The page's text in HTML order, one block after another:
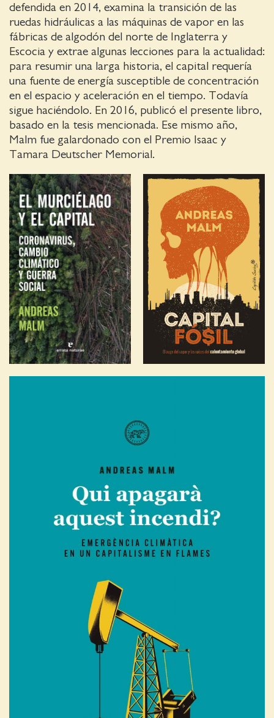
defendida en 2014, examina la transición de las
ruedas hidráulicas a las máquinas de vapor en las
fábricas de algodón del norte de Inglaterra y
Escocia y extrae algunas lecciones para la actualidad:
para resumir una larga historia, el capital requería
una fuente de energía susceptible de concentración
en el espacio y aceleración en el tiempo. Todavía
sigue haciéndolo. En 2016, publicó el presente libro,
basado en la tesis mencionada. Ese mismo año,
Malm fue galardonado con el Premio Isaac y
Tamara Deutscher Memorial.